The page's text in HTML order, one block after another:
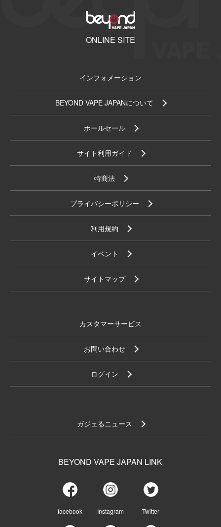
ONLINE SITE
インフォメーション
BEYOND VAPE JAPANについて
ホールセール
サイト利用ガイド
特商法
プライバシーポリシー
利用規約
イベント
サイトマップ
カスタマーサービス
お問い合わせ
ログイン
ガジェるニュース
BEYOND VAPE JAPAN LINK
facebook Instagram Twitter